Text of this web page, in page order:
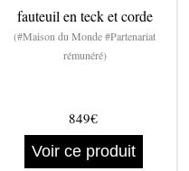
fauteuil en teck et corde
(#Maison du Monde #Partenariat
rémunéré)
849€
Voir ce produit